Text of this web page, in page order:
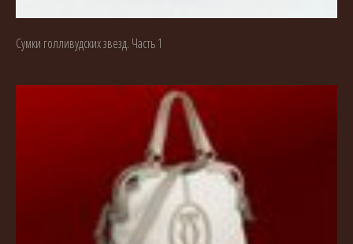
Сумки голливудских звезд. Часть 1